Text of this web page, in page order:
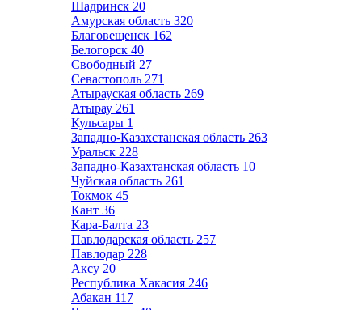
Шадринск 20
Амурская область 320
Благовещенск 162
Белогорск 40
Свободный 27
Севастополь 271
Атырауская область 269
Атырау 261
Кульсары 1
Западно-Казахстанская область 263
Уральск 228
Западно-Казахтанская область 10
Чуйская область 261
Токмок 45
Кант 36
Кара-Балта 23
Павлодарская область 257
Павлодар 228
Аксу 20
Республика Хакасия 246
Абакан 117